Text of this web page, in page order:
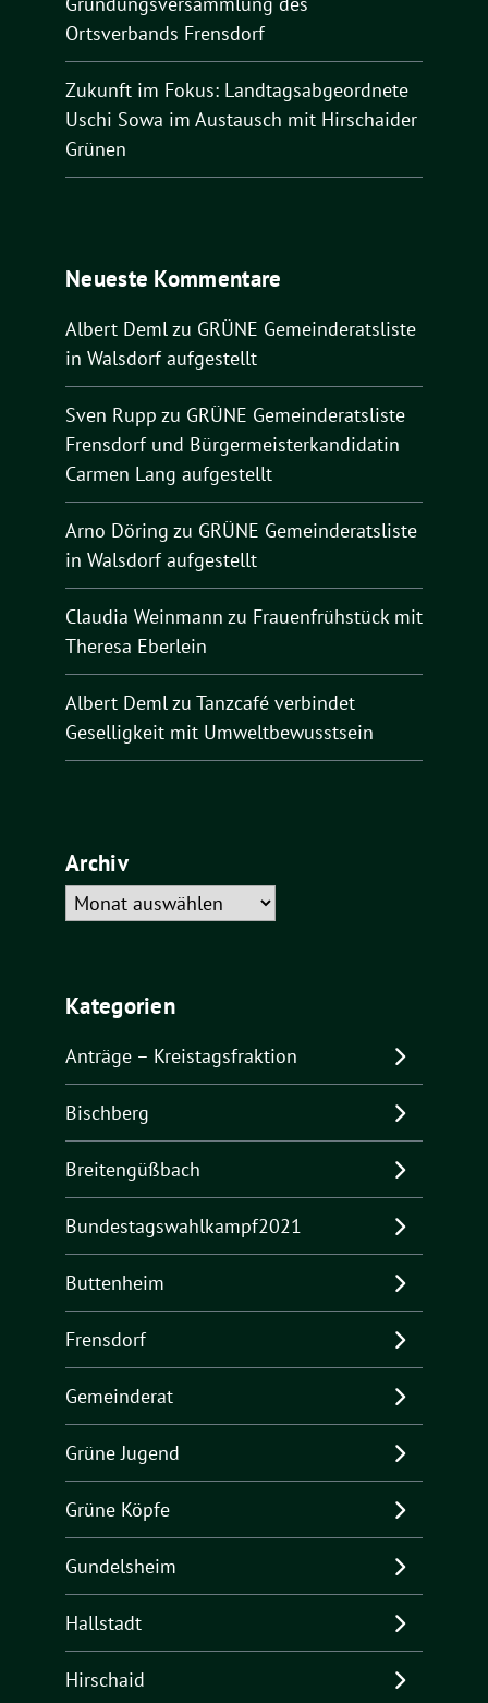
Ortsverbands Frensdorf
Zukunft im Fokus: Landtagsabgeordnete
Uschi Sowa im Austausch mit Hirschaider
Grünen
Neueste Kommentare
Albert Demlzu GRÜNE Gemeinderatsliste
in Walsdorf aufgestellt
Sven Rupp zu GRÜNE Gemeinderatsliste
Frensdorf und Bürgermeisterkandidatin
Carmen Lang aufgestellt
Arno Döring zu GRÜNE Gemeinderatsliste
in Walsdorf aufgestellt
Claudia Weinmann zu Frauenfrühstück mit
Theresa Eberlein
Albert Demlzu Tanzcafé verbindet
Geselligkeit mit Umweltbewusstsein
Archiv
Archiv
Kategorien
Anträge – Kreistagsfraktion
Bischberg
Breitengüßbach
Bundestagswahlkampf2021
Buttenheim
Frensdorf
Gemeinderat
Grüne Jugend
Grüne Köpfe
Gundelsheim
Hallstadt
Hirschaid